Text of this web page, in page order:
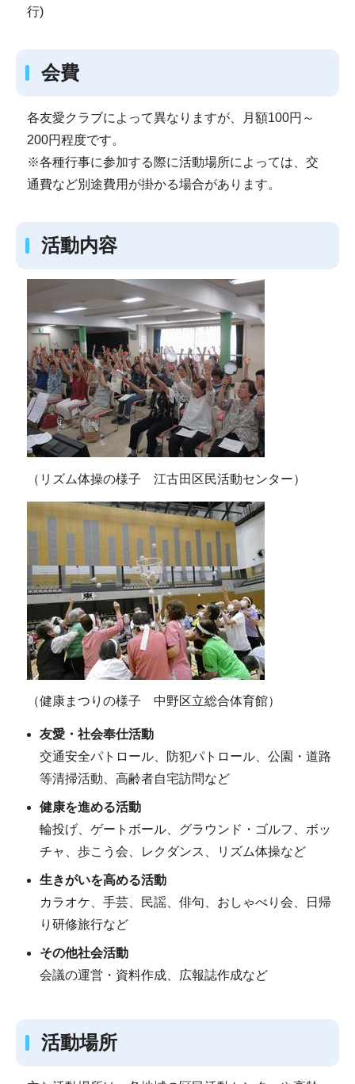
行)
会費
各友愛クラブによって異なりますが、月額100円～
200円程度です。
※各種行事に参加する際に活動場所によっては、交
通費など別途費用が掛かる場合があります。
活動内容
（リズム体操の様子 江古田区民活動センター）
（健康まつりの様子 中野区立総合体育館）
友愛・社会奉仕活動
交通安全パトロール、防犯パトロール、公園・道路
等清掃活動、高齢者自宅訪問など
健康を進める活動
輪投げ、ゲートボール、グラウンド・ゴルフ、ボッ
チャ、歩こう会、レクダンス、リズム体操など
生きがいを高める活動
カラオケ、手芸、民謡、俳句、おしゃべり会、日帰
り研修旅行など
その他社会活動
会議の運営・資料作成、広報誌作成など
活動場所